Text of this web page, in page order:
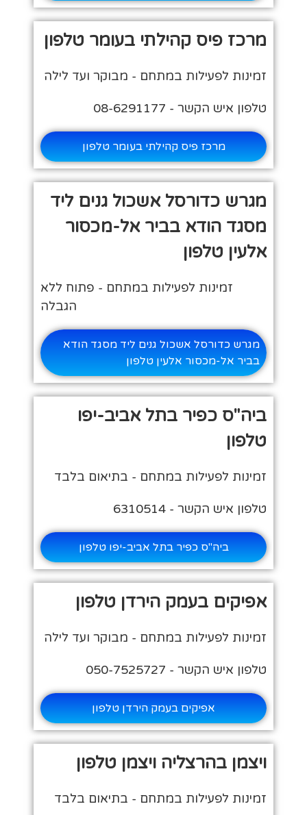
מרכז פיס קהילתי בעומר טלפון
זמינות לפעילות במתחם - מבוקר ועד לילה
טלפון איש הקשר - 08-6291177
מרכז פיס קהילתי בעומר טלפון
מגרש כדורסל אשכול גנים ליד
מסגד הודא בביר אל-מכסור
אלעין טלפון
זמינות לפעילות במתחם - פתוח ללא
הגבלה
מגרש כדורסל אשכול גנים ליד מסגד הודא
בביר אל-מכסור אלעין טלפון
ביה"ס כפיר בתל אביב-יפו
טלפון
זמינות לפעילות במתחם - בתיאום בלבד
טלפון איש הקשר - 6310514
ביה"ס כפיר בתל אביב-יפו טלפון
אפיקים בעמק הירדן טלפון
זמינות לפעילות במתחם - מבוקר ועד לילה
טלפון איש הקשר - 050-7525727
אפיקים בעמק הירדן טלפון
ויצמן בהרצליה ויצמן טלפון
זמינות לפעילות במתחם - בתיאום בלבד